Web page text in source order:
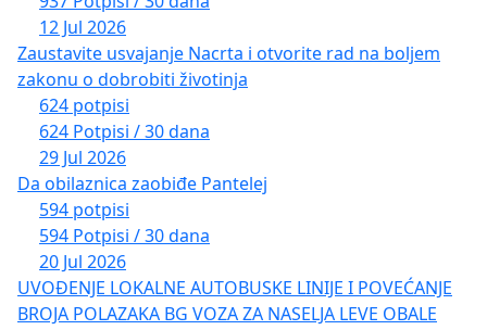
12 Jul 2026
Zaustavite usvajanje Nacrta i otvorite rad na boljem
zakonu o dobrobiti životinja
624 potpisi
624 Potpisi / 30 dana
29 Jul 2026
Da obilaznica zaobiđe Pantelej
594 potpisi
594 Potpisi / 30 dana
20 Jul 2026
UVOĐENJE LOKALNE AUTOBUSKE LINIJE I POVEĆANJE
BROJA POLAZAKA BG VOZA ZA NASELJA LEVE OBALE